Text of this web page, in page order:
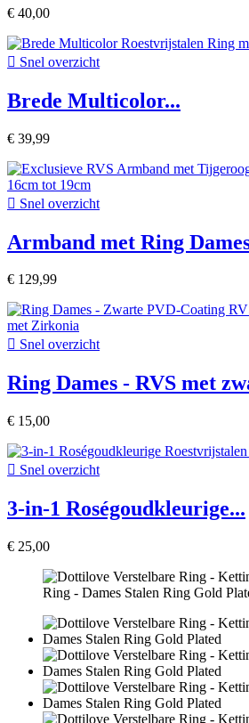
€ 40,00
 Snel overzicht
Brede Multicolor...
€ 39,99
 Snel overzicht
Armband met Ring
€ 129,99
 Snel overzicht
Ring Dames - RVS met
€ 15,00
 Snel overzicht
3-in-1 Roségoudkleurige...
€ 25,00